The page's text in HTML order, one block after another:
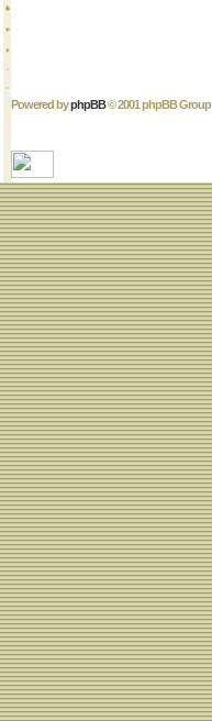
Powered byphpBB© 2001 phpBB Group